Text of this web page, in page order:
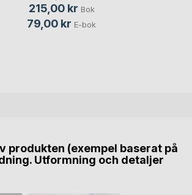
215,00 kr Bok
79,00 kr E-bok
produkten (exempel baserat på
Utformning och detaljer